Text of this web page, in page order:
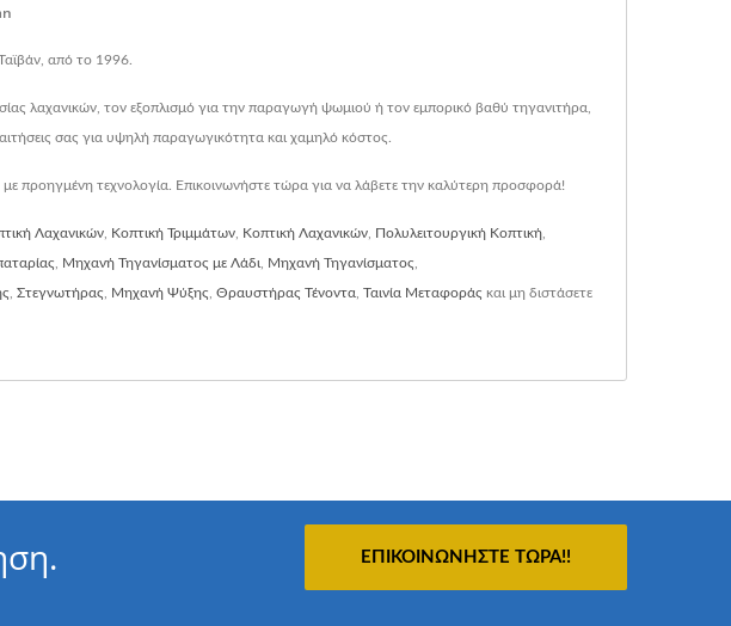
από το 1996.
λαχανικών, τον εξοπλισμό για την παραγωγή ψωμιού ή τον εμπορικό βαθύ τηγανιτήρα,
σας για υψηλή παραγωγικότητα και χαμηλό κόστος.
προηγμένη τεχνολογία. Επικοινωνήστε τώρα για να λάβετε την καλύτερη προσφορά!
Λαχανικών Κοπτική Τριμμάτων Κοπτική Λαχανικών Πολυλειτουργική Κοπτική
Μηχανή Τηγανίσματος με Λάδι Μηχανή Τηγανίσματος
Στεγνωτήρας Μηχανή Ψύξης Θραυστήρας Τένοντα Ταινία Μεταφοράς και μη διστάσετε
ΕΠΙΚΟΙΝΩΝΉΣΤΕ ΤΏΡΑ!!